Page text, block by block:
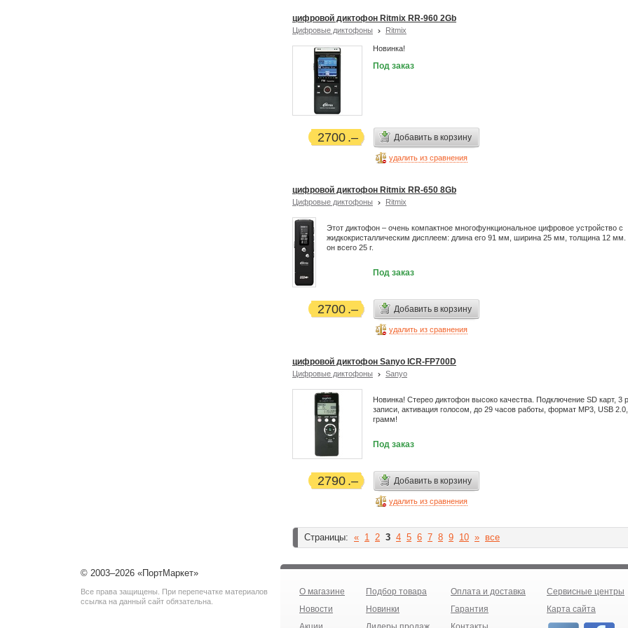
цифровой диктофон Ritmix RR-960 2Gb
Цифровые диктофоны Ritmix
Новинка!
Под заказ
2700 Добавить в корзину
удалить из сравнения
цифровой диктофон Ritmix RR-650 8Gb
Цифровые диктофоны Ritmix
Этот диктофон – очень компактное многофункциональное цифровое устройство с
жидкокристаллическим дисплеем: длина его 91 мм, ширина 25 мм, толщина 12 мм.
он всего 25 г.
Под заказ
2700 Добавить в корзину
удалить из сравнения
цифровой диктофон Sanyo ICR-FP700D
Цифровые диктофоны Sanyo
Новинка! Стерео диктофон высоко качества. Подключение SD карт, 3
записи, активация голосом, до 29 часов работы, формат MP3, USB
грамм!
Под заказ
2790 Добавить в корзину
удалить из сравнения
Страницы: « 1 2 3 4 5 6 7 8 9 10 » все
© 2003–2026 «ПортМаркет»
Все права защищены. При перепечатке материалов
ссылка на данный сайт обязательна.
О магазине
Новости
Подбор товара
Новинки
Оплата и доставка
Гарантия
Сервисные центры
Карта сайта